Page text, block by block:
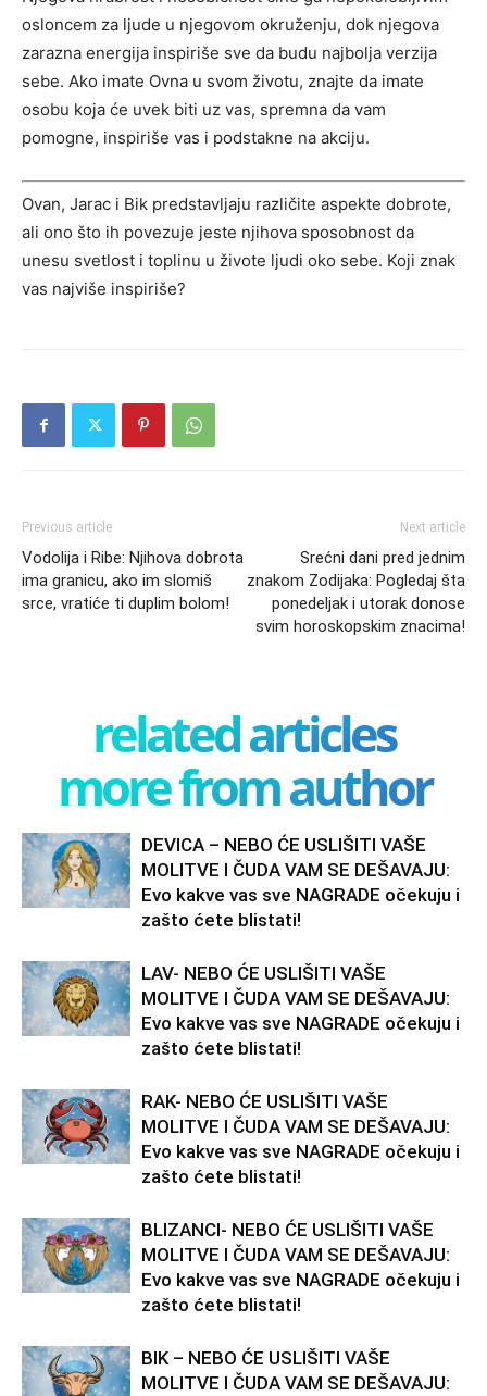
osloncem za ljude u njegovom okruženju, dok njegova
zarazna energija inspiriše sve da budu najbolja verzija
sebe. Ako imate Ovna u svom životu, znajte da imate
osobu koja će uvek biti uz vas, spremna da vam
pomogne, inspiriše vas i podstakne na akciju.
Ovan, Jarac i Bik predstavljaju različite aspekte dobrote,
ali ono što ih povezuje jeste njihova sposobnost da
unesu svetlost i toplinu u živote ljudi oko sebe. Koji znak
vas najviše inspiriše?
Previous article
Vodolija i Ribe: Njihova dobrotа
ima granicu, ako im slomiš
srce, vratiće ti duplim bolom!
Next article
Srećni dani pred jednim
znakom Zodijaka: Pogledaj šta
ponedeljak i utorak donose
svim horoskopskim znacima!
related articles
more from author
DEVICA – NEBO ĆE USLIŠITI VAŠE
MOLITVE I ČUDA VAM SE DEŠAVAJU:
Evo kakve vas sve NAGRADE očekuju i
zašto ćete blistati!
LAV- NEBO ĆE USLIŠITI VAŠE
MOLITVE I ČUDA VAM SE DEŠAVAJU:
Evo kakve vas sve NAGRADE očekuju i
zašto ćete blistati!
RAK- NEBO ĆE USLIŠITI VAŠE
MOLITVE I ČUDA VAM SE DEŠAVAJU:
Evo kakve vas sve NAGRADE očekuju i
zašto ćete blistati!
BLIZANCI- NEBO ĆE USLIŠITI VAŠE
MOLITVE I ČUDA VAM SE DEŠAVAJU:
Evo kakve vas sve NAGRADE očekuju i
zašto ćete blistati!
BIK – NEBO ĆE USLIŠITI VAŠE
MOLITVE I ČUDA VAM SE DEŠAVAJU: